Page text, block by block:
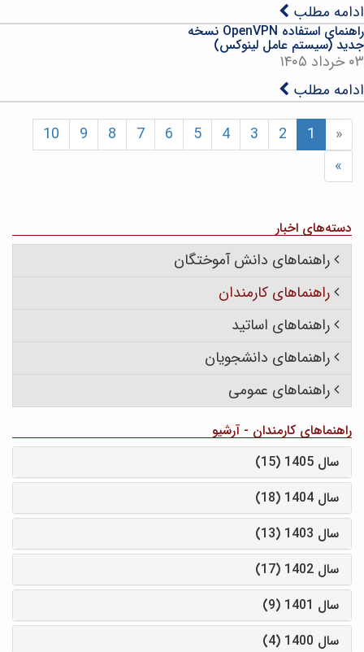
ادامه مطلب
راهنمای استفاده OpenVPN نسخه
جدید (سیستم عامل لینوکس)
۰۳ خرداد ۱۴۰۵
ادامه مطلب
«
1
2
3
4
5
6
7
8
9
10
»
دسته‌های اخبار
راهنماهای دانش آموختگان
راهنماهای کارمندان
راهنماهای اساتید
راهنماهای دانشجویان
راهنماهای عمومی
راهنماهای کارمندان - آرشیو
سال 1405 (15)
سال 1404 (18)
سال 1403 (13)
سال 1402 (17)
سال 1401 (9)
سال 1400 (4)